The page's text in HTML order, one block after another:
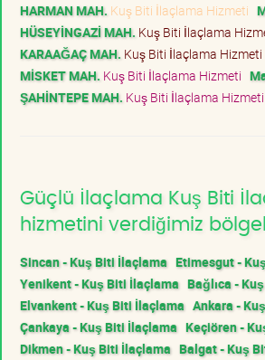
HARMAN MAH. Kuş Biti İlaçlama Hizmeti
HÜSEYİNGAZİ MAH. Kuş Biti İlaçlama
KARAAĞAÇ MAH. Kuş Biti İlaçlama Hizmeti
MİSKET MAH. Kuş Biti İlaçlama Hizmeti
ŞAHİNTEPE MAH. Kuş Biti İlaçlama Hizmeti
Güçlü İlaçlama Kuş Biti
hizmetini verdiğimiz
Sincan - Kuş Biti İlaçlama Etimesgut -
Yenikent - Kuş Biti İlaçlama Bağlıca -
Elvankent - Kuş Biti İlaçlama Ankara -
Çankaya - Kuş Biti İlaçlama Keçiören -
Dikmen - Kuş Biti İlaçlama Balgat - Kuş